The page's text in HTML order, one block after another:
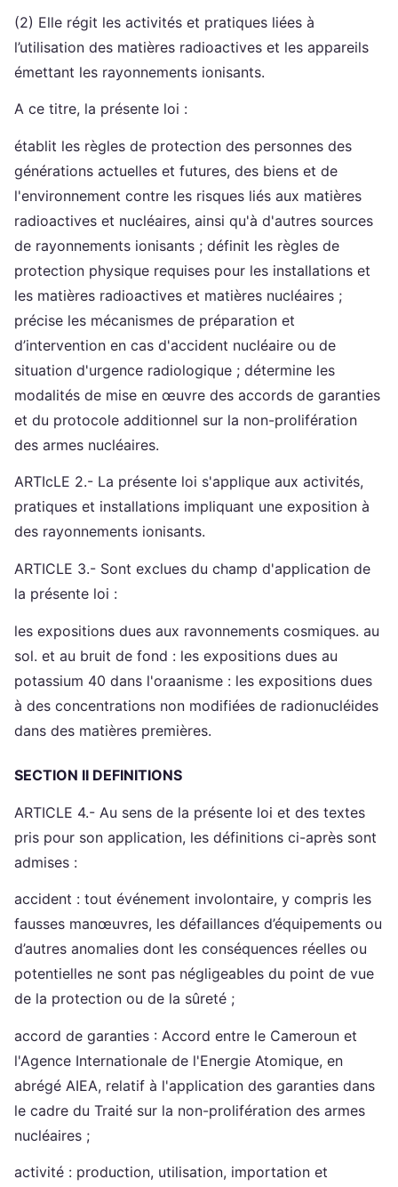
(2) Elle régit les activités et pratiques liées à
l’utilisation des matières radioactives et les appareils
émettant les rayonnements ionisants.
A ce titre, la présente loi :
établit les règles de protection des personnes des
générations actuelles et futures, des biens et de
l'environnement contre les risques liés aux matières
radioactives et nucléaires, ainsi qu'à d'autres sources
de rayonnements ionisants ; définit les règles de
protection physique requises pour les installations et
les matières radioactives et matières nucléaires ;
précise les mécanismes de préparation et
d’intervention en cas d'accident nucléaire ou de
situation d'urgence radiologique ; détermine les
modalités de mise en œuvre des accords de garanties
et du protocole additionnel sur la non-prolifération
des armes nucléaires.
ARTIcLE 2.- La présente loi s'applique aux activités,
pratiques et installations impliquant une exposition à
des rayonnements ionisants.
ARTICLE 3.- Sont exclues du champ d'application de
la présente loi :
les expositions dues aux ravonnements cosmiques. au
sol. et au bruit de fond : les expositions dues au
potassium 40 dans l'oraanisme : les expositions dues
à des concentrations non modifiées de radionucléides
dans des matières premières.
SECTION II DEFINITIONS
ARTICLE 4.- Au sens de la présente loi et des textes
pris pour son application, les définitions ci-après sont
admises :
accident : tout événement involontaire, y compris les
fausses manœuvres, les défaillances d’équipements ou
d’autres anomalies dont les conséquences réelles ou
potentielles ne sont pas négligeables du point de vue
de la protection ou de la sûreté ;
accord de garanties : Accord entre le Cameroun et
l'Agence Internationale de l'Energie Atomique, en
abrégé AIEA, relatif à l'application des garanties dans
le cadre du Traité sur la non-prolifération des armes
nucléaires ;
activité : production, utilisation, importation et